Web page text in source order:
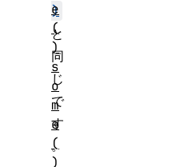
)
と
同
じ
で
す
。
e
(
)
s
o
m
e
(
)